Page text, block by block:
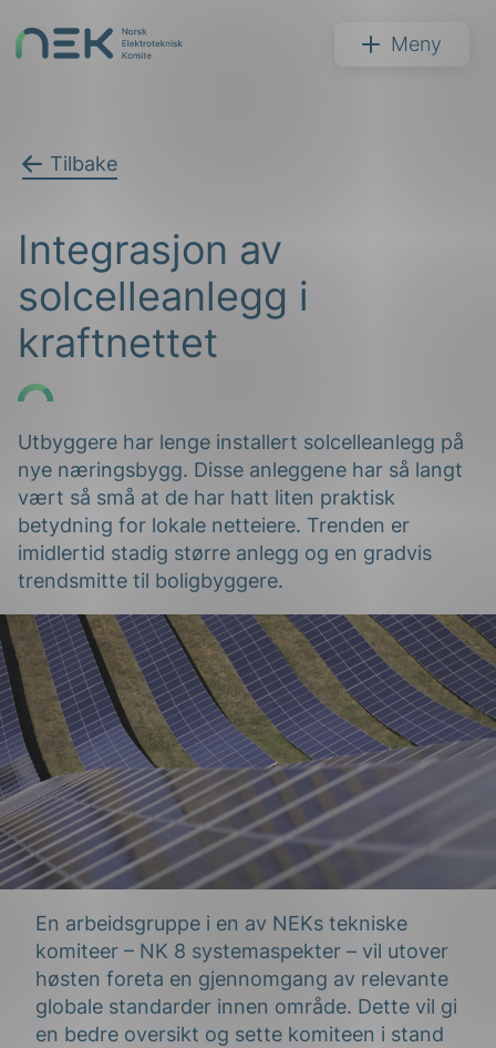
NEK Meny
Tilbake
Integrasjon av
solcelleanlegg i
kraftnettet
Utbyggere har lenge installert solcelleanlegg på
nye næringsbygg. Disse anleggene har så langt
vært så små at de har hatt liten praktisk
betydning for lokale netteiere. Trenden er
imidlertid stadig større anlegg og en gradvis
trendsmitte til boligbyggere.
En arbeidsgruppe i en av NEKs tekniske
komiteer – NK 8 systemaspekter – vil utover
høsten foreta en gjennomgang av relevante
globale standarder innen område. Dette vil gi
en bedre oversikt og sette komiteen i stand